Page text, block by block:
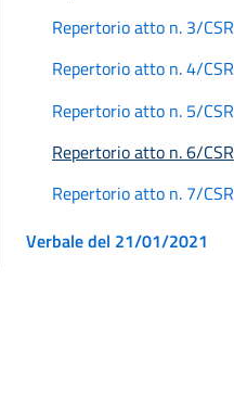
Repertorio atto n. 3/CSR
Repertorio atto n. 4/CSR
Repertorio atto n. 5/CSR
Repertorio atto n. 6/CSR
Repertorio atto n. 7/CSR
Verbale del 21/01/2021